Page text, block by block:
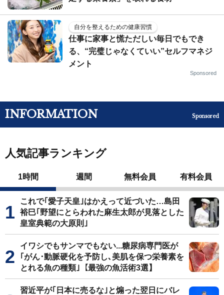
自分を整えるための健康習慣
仕事に家事と慌ただしい毎日でもでき
る、“完璧じゃなくていい”セルフマネジ
メント
Sponsored
INFORMATION Sponsored
人気記事ランキング
1時間 週間 無料会員 有料会員
これで｢愛子天皇｣はかえって近づいた…島田
裕巳｢野望にとらわれた麻生太郎が見落とした
皇室典範の大原則｣
イワシでもサンマでもない...糖尿病専門医が
｢がん･動脈硬化を予防し､美肌を保つ栄養素を
とれる魚の種類｣【最強の魚活術3選】
習近平が｢日本に売るな｣と煽った翌日にバレ